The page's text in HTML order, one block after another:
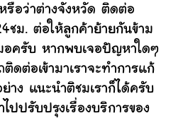
หรือว่าต่างจังหวัด ติดต่อ
ชม. ต่อให้ลูกค้าย้ายกันข้าม
อครับ หากพบเจอปัญหาใดๆ
ดต่อเข้ามาเราจะทำการแก้
าง แนะนำติชมเราก็ได้ครับ
ไปปรับปรุงเรื่องบริการของ